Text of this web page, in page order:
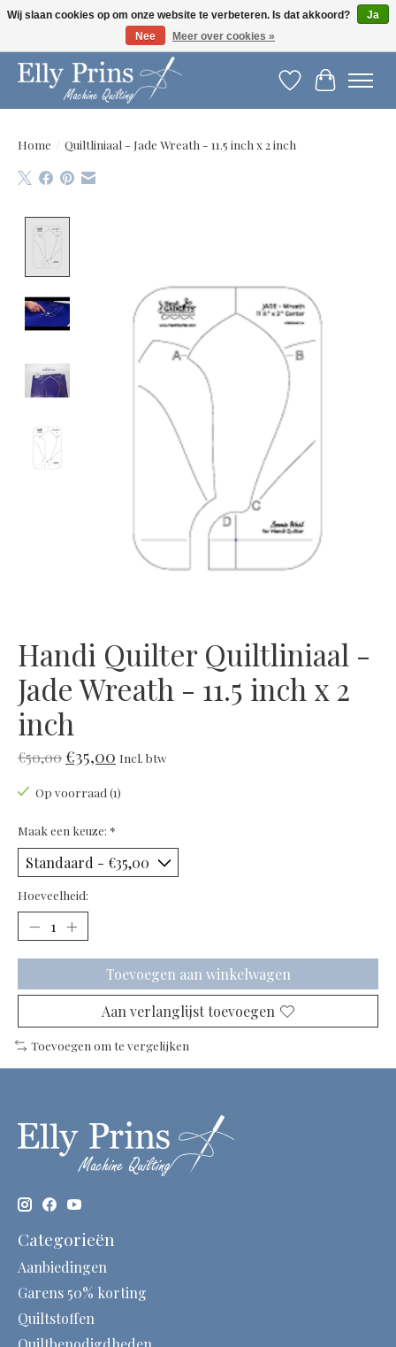
Let op: gewijzigde openingstijden!
Verlanglijst
Home / Quiltliniaal - Jade Wreath - 11.5 inch x 2 inch
Handi Quilter Quiltliniaal -
Jade Wreath - 11.5 inch x 2
inch
€50,00€35,00 Incl. btw
Op voorraad (1)
Maak een keuze: *
Hoeveelheid:
Toevoegen aan winkelwagen
Aan verlanglijst toevoegen
Toevoegen om te vergelijken
Categorieën
Aanbiedingen
Garens 50% korting
Quiltstoffen
Wij slaan cookies op om onze website te verbeteren. Is dat akkoord?
Ja
Nee
Meer over cookies »